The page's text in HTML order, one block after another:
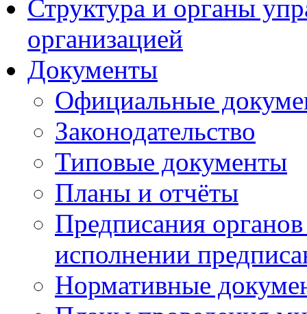
Структура и органы
организацией
Документы
Официальные
Законодательство
Типовые документы
Планы и отчёты
Предписания
исполнении
Нормативные